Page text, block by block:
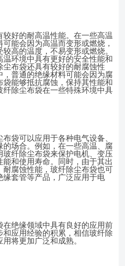
较好的耐高温性能。在一些高温
能会因为高温而变形或燃烧，
高的温度，不易变形或燃烧。
温环境中具有更好的安全性能和
布袋还具有较好的耐腐蚀性
，普通的绝缘材料可能会因为腐
袋能够抵抗腐蚀，保持其性能和
纤除尘布袋在一些特殊环境中具
袋可以应用于各种电气设备、
的场合。例如，在一些高温、腐
玻纤除尘布袋来保护电机、变压
和使用寿命。同时，由于其出
耐腐蚀性能，玻纤除尘布袋也可
缘套管等产品，广泛应用于电
在绝缘领域中具有良好的应用前
和应用经验的积累，相信玻纤除
将更加广泛和成熟。